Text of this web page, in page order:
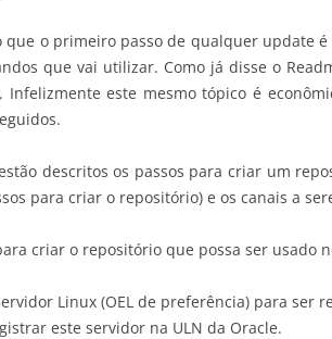
que o primeiro passo de qualquer update
que vai utilizar. Como já disse o
Infelizmente este mesmo tópico é
descritos os passos para criar um
para criar o repositório) e os canais a
criar o repositório que possa ser usado
Linux (OEL de preferência) para ser
este servidor na ULN da Oracle.